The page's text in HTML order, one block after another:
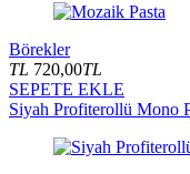
Börekler
TL 720,00TL
SEPETE EKLE
Siyah Profiterollü Mono